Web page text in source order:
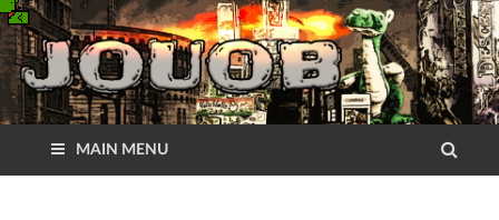
MAIN MENU